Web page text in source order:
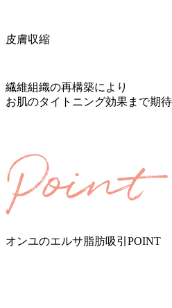
皮膚収縮
繊維組織の再構築により
お肌のタイトニング効果まで期待
オンユのエルサ脂肪吸引 POINT